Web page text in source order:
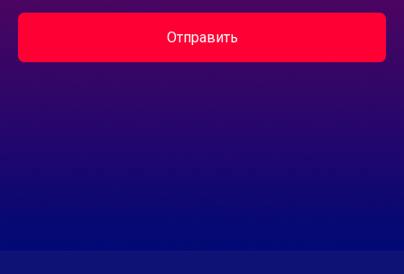
Отправить